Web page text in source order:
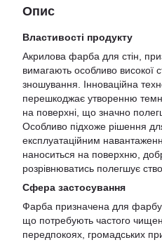
Опис
Властивості продукту
Акрилова фарба для стін,
вимагають особливо високої
зношування. Інноваційна
перешкоджає утворенню
на поверхні, що значно
Особливо підхоже рішення
експлуатаційним
наноситься на поверхню,
розрівнюватись полегшує
Сфера застосування
Фарба призначена для
що потребують частого
передпокоях, громадських